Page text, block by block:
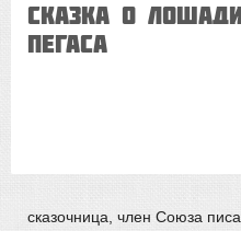
Сказка о
Пегаса
сказочница, член Союза